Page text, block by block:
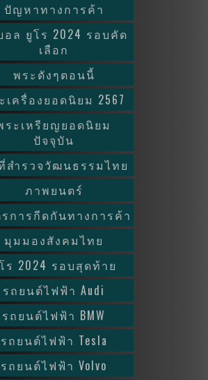
ปัญหาทางการค้า
อล ยูโร 2024 รอบคัด
เลือก
พระดังๆตอนนี้
เครื่องยอดนิยม 2567
ระเหรียญยอดนิยม
ปัจจุบัน
สำรวจวัฒนธรรมไทย
ภาพยนตร์
การกีดกันทางการค้า
มุมมองสังคมไทย
ร 2024 รอบสุดท้าย
รถยนต์ไฟฟ้า Audi
รถยนต์ไฟฟ้า BMW
รถยนต์ไฟฟ้า Tesla
รถยนต์ไฟฟ้า Volvo